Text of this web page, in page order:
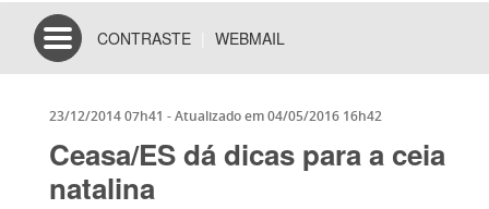
Toggle
navigation
CONTRASTE WEBMAIL
23/12/2014 07h41 - Atualizado em04/05/2016 16h42
Ceasa/ES dá dicas para a ceia
natalina